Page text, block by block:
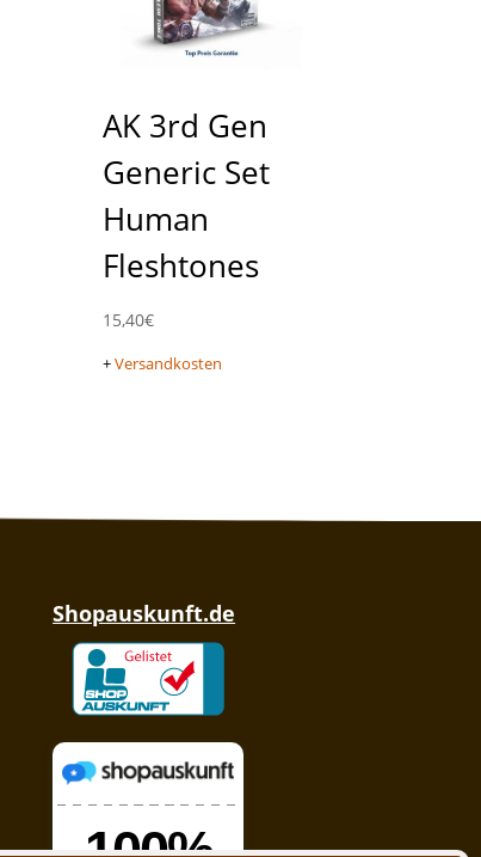
AK 3rd Gen
Generic Set
Human
Fleshtones
15,40€
+Versandkosten
Shopauskunft.de